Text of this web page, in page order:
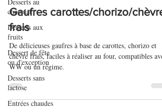
chocolat
Desserts aux
fruits
Dessert de fête
ou d'exception
Desserts sans
lactose
Entrées chaudes
11 mars 2021
Gaufres carottes/chorizo/chèvre
frais
De délicieuses gaufres à base de carottes, chorizo et
chèvre frais, faciles à réaliser au four, compatibles avec
WW ou un régime.